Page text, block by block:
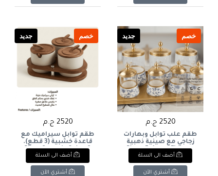
خصم جديد
2520 ج.م
طقم علب توابل وبهارات
زجاجي مع صينية ذهبية
فاخرة (7 قطع): 7-Piece
Glass Spice and Storage
Jar Set with Luxury Gold
Tray.
أضف الى السلة
أشتري الآن
خصم جديد
2520 ج.م
طقم توابل سيراميك مع
قاعدة خشبية (3 قطع).
3-Piece Ceramic Spice
Jar Set with Wooden
Base.
أضف الى السلة
أشتري الآن